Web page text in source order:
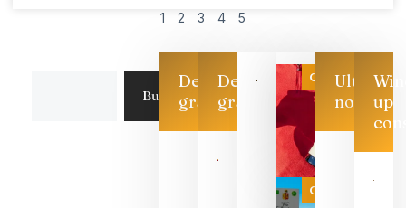
1 2 3 4 5
Buscar
Descarga
gratis
Descarga
gratis
Categoría
Categoría
Ultimas
noticias
Las 7
que ya
up